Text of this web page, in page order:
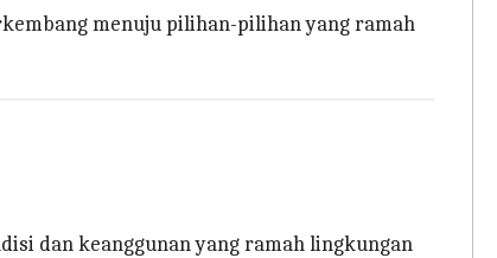
menuju pilihan-pilihan yang ramah
dan keanggunan yang ramah lingkungan